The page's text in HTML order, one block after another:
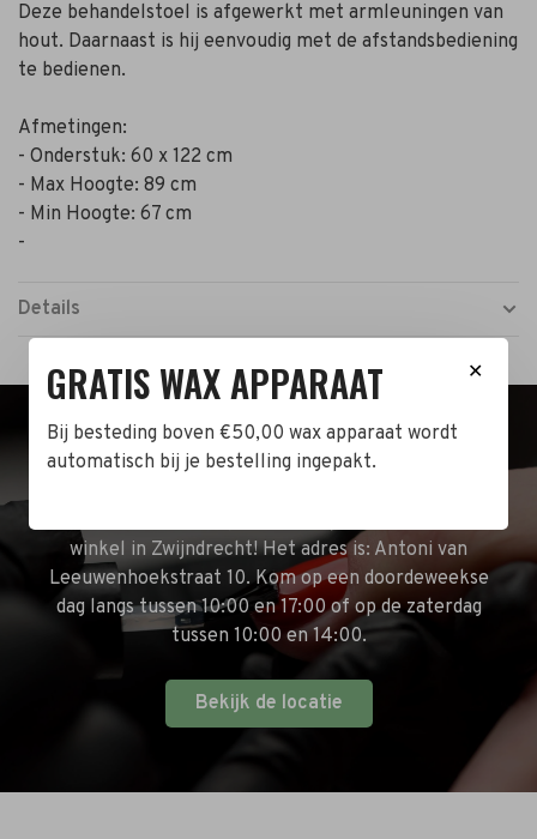
Deze behandelstoel is afgewerkt met armleuningen van
hout. Daarnaast is hij eenvoudig met de afstandsbediening
te bedienen.
Afmetingen:
- Onderstuk: 60 x 122 cm
- Max Hoogte: 89 cm
- Min Hoogte: 67 cm
-
Details
BEZOEK DE WINKEL!
winkel in Zwijndrecht! Het adres is: Antoni van
Leeuwenhoekstraat 10. Kom op een doordeweekse
dag langs tussen 10:00 en 17:00 of op de zaterdag
tussen 10:00 en 14:00.
Bekijk de locatie
✕
GRATIS WAX APPARAAT
Bij besteding boven €50,00 wax apparaat wordt
automatisch bij je bestelling ingepakt.